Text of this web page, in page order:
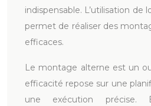
indispensable. L’utilisation de
permet de réaliser des
efficaces.
Le montage alterne est un
efficacité repose sur une
une exécution précise.